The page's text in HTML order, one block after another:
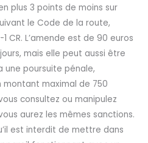
plus 3 points de moins sur
le Code de la route,
CR. L’amende est de 90 euros
mais elle peut aussi être
une poursuite pénale,
montant maximal de 750
consultez ou manipulez
aurez les mêmes sanctions.
est interdit de mettre dans